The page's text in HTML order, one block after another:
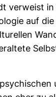
ver­weist in
auf